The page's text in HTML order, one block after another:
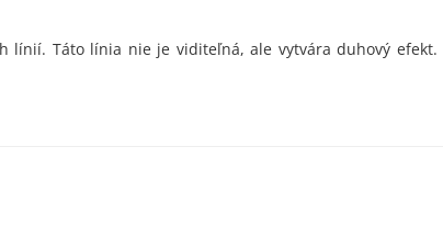
línií. Táto línia nie je viditeľná, ale vytvára duhový